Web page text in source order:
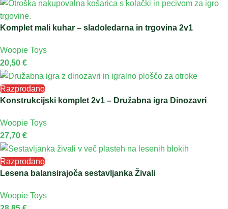
Komplet mali kuhar – sladoledarna in trgovina 2v1
Woopie Toys
20,50 €
Razprodano
Konstrukcijski komplet 2v1 – Družabna igra Dinozavri
Woopie Toys
27,70 €
Razprodano
Lesena balansirajoča sestavljanka Živali
Woopie Toys